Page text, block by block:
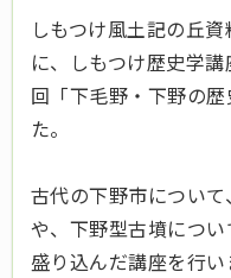
しもつけ風土記の丘
に、しもつけ歴史学
回「下毛野・下野の
た。
古代の下野市につい
や、下野型古墳につ
盛り込んだ講座を行